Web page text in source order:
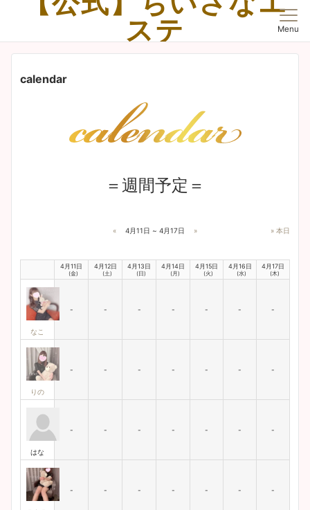
ステ
Menu
calendar
＝週間予定＝
« 4月11日 ~ 4月17日 » » 本日
4月11日
(金)
4月12日
(土)
4月13日
(日)
4月14日
(月)
4月15日
(火)
4月16日
(水)
4月17日
(木)
なこ
- - - - - - -
りの
- - - - - - -
はな
- - - - - - -
- - - - - - -